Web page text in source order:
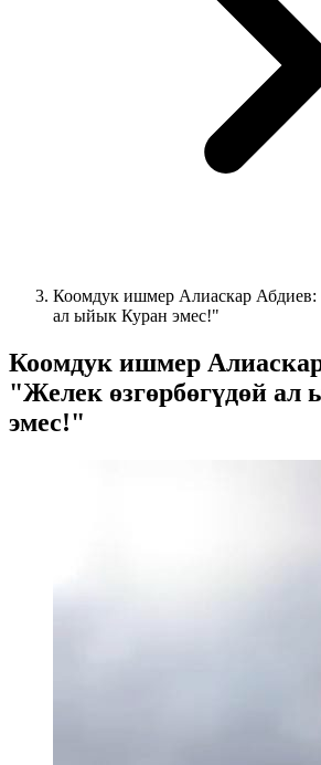
Коомдук ишмер Алиаскар Абдиев:
ал ыйык Куран эмес!"
Коомдук ишмер
"Желек өзгөрбөгүдөй
эмес!"